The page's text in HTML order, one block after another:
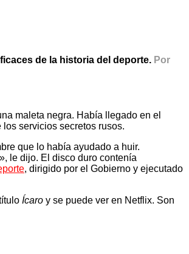
de la historia del deporte. Por
maleta negra. Había llegado en el
servicios secretos rusos.
que lo había ayudado a huir.
le dijo. El disco duro contenía
, dirigido por el Gobierno y ejecutado
Ícaro y se puede ver en Netflix. Son